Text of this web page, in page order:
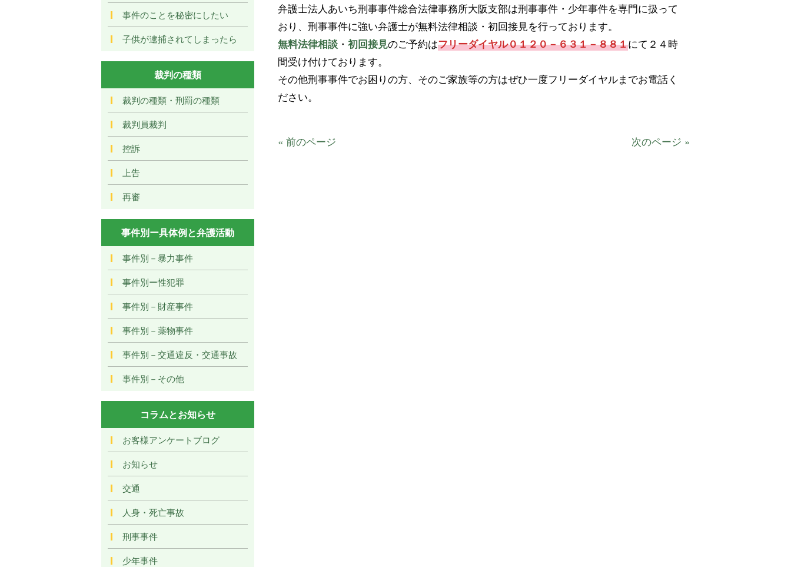
弁護士法人あいち刑事事件総合法律事務所大阪支部は刑事事件・少年事件を専門に扱って
おり、刑事事件に強い弁護士が無料法律相談・初回接見を行っております。
無料法律相談 ・ 初回接見のご予約はフリーダイヤル０１２０－６３１－８８１にて２４時
間受け付けております。
その他刑事事件でお困りの方、そのご家族等の方はぜひ一度フリーダイヤルまでお電話く
ださい。
« 前のページ 次のページ »
事件のことを秘密にしたい
子供が逮捕されてしまったら
裁判の種類
裁判の種類・刑罰の種類
裁判員裁判
控訴
上告
再審
事件別ー具体例と弁護活動
事件別－暴力事件
事件別ー性犯罪
事件別－財産事件
事件別－薬物事件
事件別－交通違反・交通事故
事件別－その他
コラムとお知らせ
お客様アンケートブログ
お知らせ
交通
人身・死亡事故
刑事事件
少年事件